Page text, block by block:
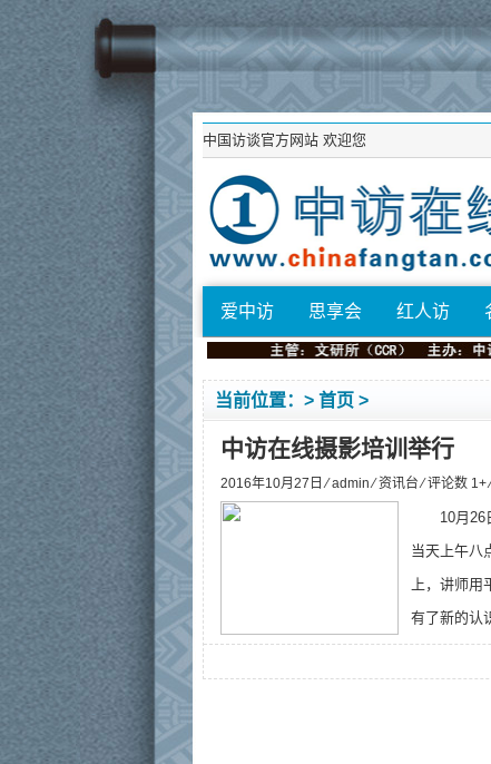
中国访谈官方网站 欢迎您
爱中访 思享会 红人访
当前位置：> 首页 >
中访在线摄影培训举行
2016年10月27日 ⁄admin⁄资讯台⁄ 评论数 1+
10月26
当天上午八
上，讲师
有了新的认